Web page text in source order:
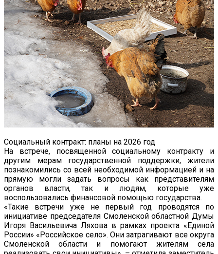
Социальный контракт: планы на 2026 год
На встрече, посвященной социальному контракту и
другим мерам государственной поддержки, жители
познакомились со всей необходимой информацией и на
прямую могли задать вопросы как представителям
органов власти, так и людям, которые уже
воспользовались финансовой помощью государства.
«Такие встречи уже не первый год проводятся по
инициативе председателя Смоленской областной Думы
Игоря Васильевича Ляхова в рамках проекта «Единой
России» «Российское село». Они затрагивают все округа
Смоленской области и помогают жителям села